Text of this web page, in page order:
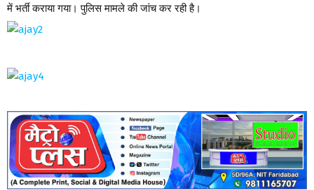
में भर्ती कराया गया। पुलिस मामले की जांच कर रही है।